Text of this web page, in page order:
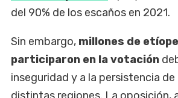
del 90% de los escaños en 2021.
Sin embargo, millones de
participaron en la votación
inseguridad y a la persistencia